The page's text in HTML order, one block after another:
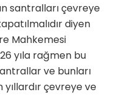
santralları çevreye
diyen
Mahkemesi
yıla rağmen bu
ve bunları
çevreye ve